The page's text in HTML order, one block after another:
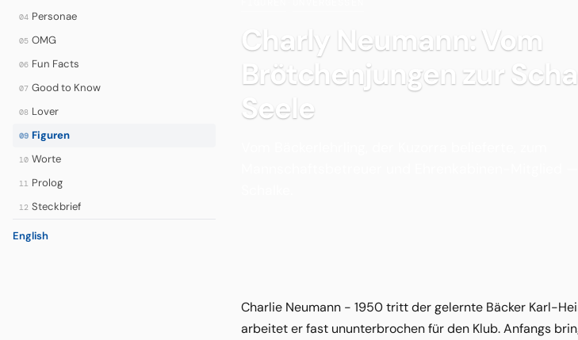
04 Personae
05 OMG
06 Fun Facts
07 Good to Know
08 Lover
09 Figuren
10 Worte
11 Prolog
12 Steckbrief
English
Charly Neumann: Vom
Brötchenjungen zur
Seele
Charlie Neumann - 1950 tritt der gelernte Bäcker Karl-
arbeitet er fast ununterbrochen für den Klub. Anfangs